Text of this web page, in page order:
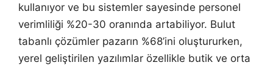
kullanıyor ve bu sistemler sayesinde personel
verimliliği %20-30 oranında artabiliyor. Bulut
tabanlı çözümler pazarın %68’ini oluştururken,
yerel geliştirilen yazılımlar özellikle butik ve orta